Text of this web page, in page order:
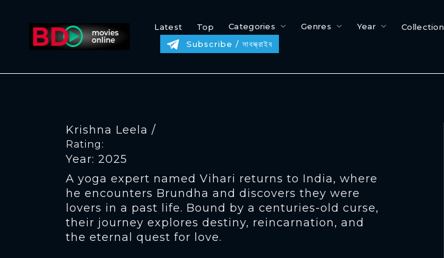
Latest Top Categories Genres Year
Collection
Subscribe / সাবস্ক্রাইব
Krishna Leela /
Rating:
Year: 2025
A yoga expert named Vihari returns to India, where
he encounters Brundha and discovers they were
lovers in a past life. Bound by a centuries-old curse,
their journey explores destiny, reincarnation, and
the eternal quest for love.